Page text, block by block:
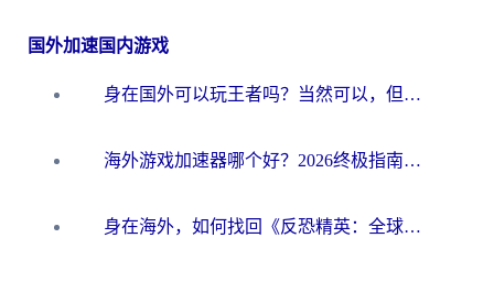
国外加速国内游戏
身在国外可以玩王者吗？当然可以，但你需要这份“加速”指南
海外游戏加速器哪个好？2026终极指南帮你畅玩国服+解决卡顿难题
身在海外，如何找回《反恐精英：全球攻势》国服的丝滑手感？一份给你的终极指南